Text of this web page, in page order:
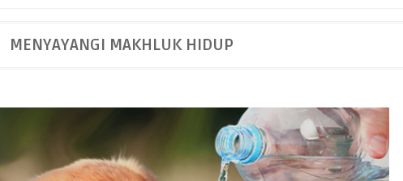
MENYAYANGI MAKHLUK HIDUP